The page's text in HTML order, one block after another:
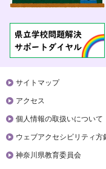
サイトマップ
アクセス
個人情報の取扱いについて
ウェブアクセシビリティ方
神奈川県教育委員会